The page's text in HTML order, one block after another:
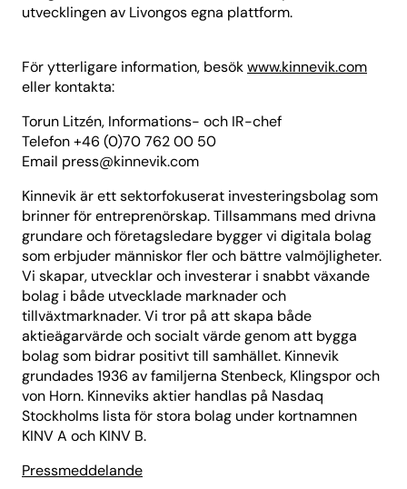
utvecklingen av Livongos egna plattform.
För ytterligare information, besökwww.kinnevik.com
eller kontakta:
Torun Litzén, Informations- och IR-chef
Telefon +46 (0)70 762 00 50
Email press@kinnevik.com
Kinnevik är ett sektorfokuserat investeringsbolag som
brinner för entreprenörskap. Tillsammans med drivna
grundare och företagsledare bygger vi digitala bolag
som erbjuder människor fler och bättre valmöjligheter.
Vi skapar, utvecklar och investerar i snabbt växande
bolag i både utvecklade marknader och
tillväxtmarknader. Vi tror på att skapa både
aktieägarvärde och socialt värde genom att bygga
bolag som bidrar positivt till samhället. Kinnevik
grundades 1936 av familjerna Stenbeck, Klingspor och
von Horn. Kinneviks aktier handlas på Nasdaq
Stockholms lista för stora bolag under kortnamnen
KINV A och KINV B.
Pressmeddelande